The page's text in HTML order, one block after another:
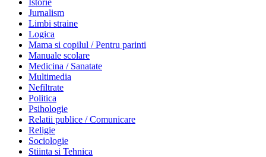
Jurnalism
Limbi straine
Logica
Mama si copilul / Pentru parinti
Manuale scolare
Medicina / Sanatate
Multimedia
Nefiltrate
Politica
Psihologie
Relatii publice / Comunicare
Religie
Sociologie
Stiinta si Tehnica